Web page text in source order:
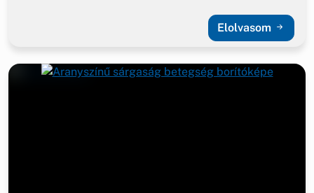
Elolvasom